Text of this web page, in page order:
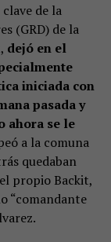
de la
(GRD) de la
dejó en el
iniciada con
pasada y
ahora se le
a la comuna
quedaban
propio Backit,
“comandante